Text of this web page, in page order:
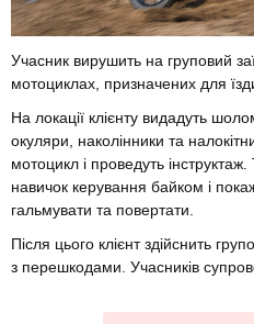
Учасник вирушить на груповий
мотоциклах, призначених для
На локації клієнту видадуть
окуляри, наколінники та
мотоцикл і проведуть
навичок керування байком і
гальмувати та повертати.
Після цього клієнт здійснить
з перешкодами. Учасників